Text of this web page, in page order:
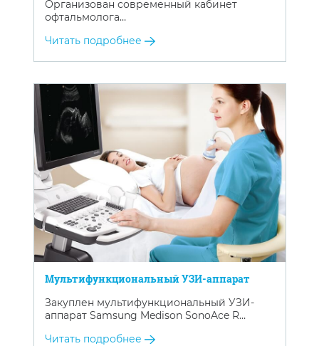
Организован современный кабинет
офтальмолога…
Читать подробнее
Мультифункциональный УЗИ-аппарат
Закуплен мультифункциональный УЗИ-
аппарат Samsung Medison SonoAce R…
Читать подробнее